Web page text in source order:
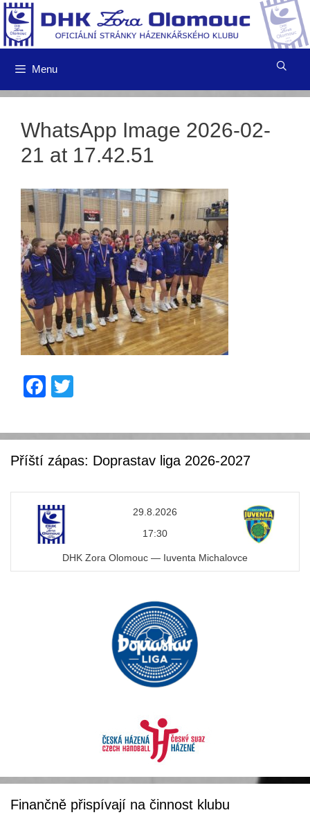
Přeskočit
na
obsah
Menu
WhatsApp Image 2026-02-
21 at 17.42.51
F
c
e
o
o
k
tt
er
Příští zápas: Doprastav liga 2026-2027
29.8.2026
17:30
DHK Zora Olomouc — Iuventa Michalovce
Finančně přispívají na činnost klubu